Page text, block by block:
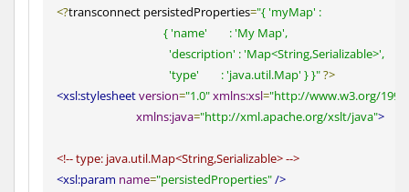
<?transconnect persistedProperties="{ 'myMap' :
                                       { 'name'        : 'My Map',
                                         'description' : 'Map<String,Serializable>',
                                         'type'        : 'java.util.Map' } }"
?>
<xsl:stylesheetversion="1.0"xmlns:xsl="http://www.w3.org/
xmlns:java="http://xml.apache.org/xslt/java">
<!-- type: java.util.Map<String,Serializable> -->
<xsl:param name="persistedProperties"/>